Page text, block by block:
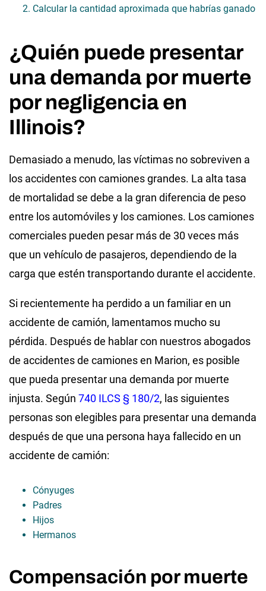
Calcular la cantidad aproximada que habrías ganado
¿Quién puede presentar
una demanda por muerte
por negligencia en
Illinois?
Demasiado a menudo, las víctimas no sobreviven a
los accidentes con camiones grandes. La alta tasa
de mortalidad se debe a la gran diferencia de peso
entre los automóviles y los camiones. Los camiones
comerciales pueden pesar más de 30 veces más
que un vehículo de pasajeros, dependiendo de la
carga que estén transportando durante el accidente.
Si recientemente ha perdido a un familiar en un
accidente de camión, lamentamos mucho su
pérdida. Después de hablar con nuestros abogados
de accidentes de camiones en Marion, es posible
que pueda presentar una demanda por muerte
injusta. Según 740 ILCS § 180/2, las siguientes
personas son elegibles para presentar una demanda
después de que una persona haya fallecido en un
accidente de camión:
Cónyuges
Padres
Hijos
Hermanos
Compensación por muerte